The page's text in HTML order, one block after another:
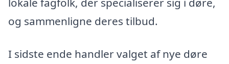
og sammenligne deres tilbud.
I sidste ende handler valget af nye døre